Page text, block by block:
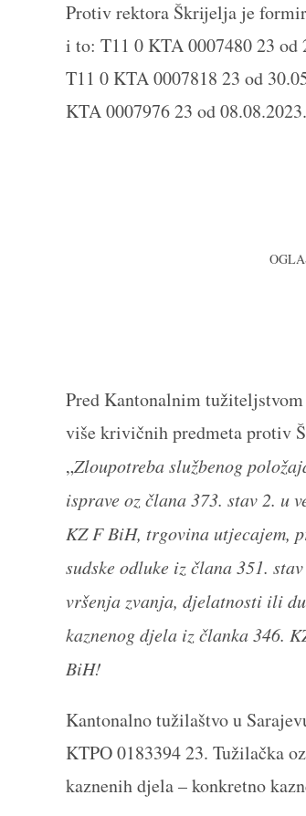
Protiv rektora Škrijelja je
i to: T11 0 KTA 0007480 23 od
T11 0 KTA 0007818 23 od
KTA 0007976 23 od
Pred Kantonalnim
više krivičnih predmeta protiv
„Zloupotreba službenog
isprave oz člana 373. stav 2. u
KZ F BiH, trgovina utjecajem,
sudske odluke iz člana 351.
vršenja zvanja, djelatnosti ili
kaznenog djela iz članka 346.
BiH!
Kantonalno tužilaštvo u
KTPO 0183394 23. Tužilačka
kaznenih djela – konkretno